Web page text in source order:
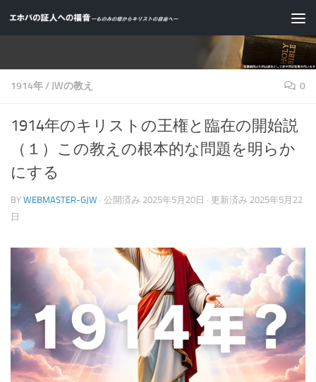
コンテンツへスキップ
1914年/JWの教え 0
1914年のキリストの王権と臨在の開始説
（１）この教えの根本的な問題を明らか
にする
BY WEBMASTER-GJW · 公開済み 2025年5月20日 · 更新済み 2025年5月22
日